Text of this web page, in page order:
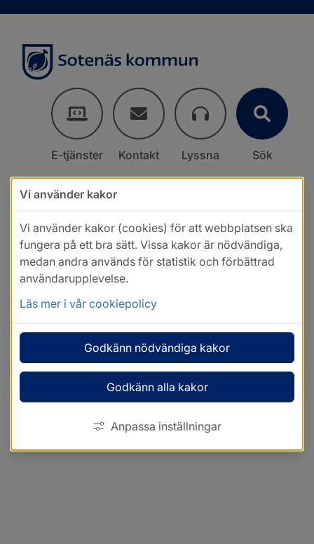
E-tjänster Kontakt Lyssna Sök
Vi använder kakor
Vi använder kakor (cookies) för att webbplatsen ska
fungera på ett bra sätt. Vissa kakor är nödvändiga,
medan andra används för statistik och förbättrad
användarupplevelse.
Läs mer i vår cookiepolicy
Godkänn nödvändiga kakor
Godkänn alla kakor
Anpassa inställningar